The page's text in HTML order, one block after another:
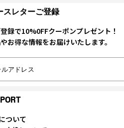
スレターご登録
録で10%0FFクーポンプレゼント！
お得な情報をお届けいたします。
ルアドレス
ついて